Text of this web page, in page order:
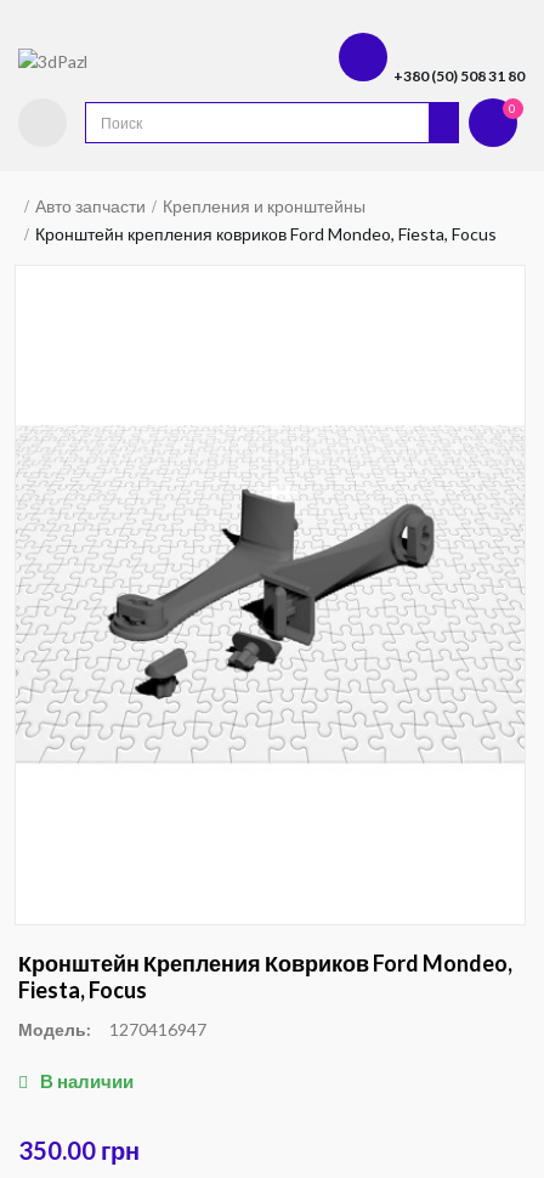
+380 (50) 508 31 80
0
Авто запчасти
Крепления и кронштейны
Кронштейн крепления ковриков Ford Mondeo, Fiesta, Focus
Кронштейн Крепления Ковриков Ford Mondeo,
Fiesta, Focus
Модель: 1270416947
В наличии
350.00 грн